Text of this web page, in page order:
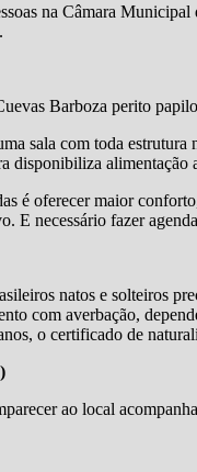
na Câmara
Barboza perito
sala com toda estrutura
disponibiliza
é oferecer maior
E necessário fazer
natos e solteiros
com averbação,
o certificado de
ao local